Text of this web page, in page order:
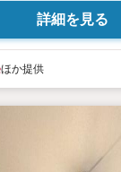
詳細を見る
ほか提供